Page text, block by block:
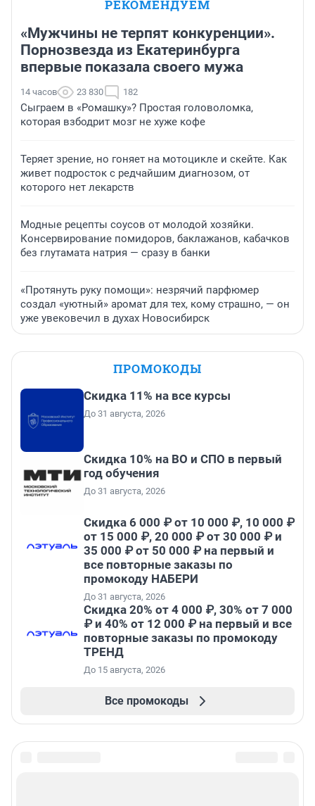
РЕКОМЕНДУЕМ
«Мужчины не терпят конкуренции».
Порнозвезда из Екатеринбурга
впервые показала своего мужа
14 часов 23 830 182
Сыграем в «Ромашку»? Простая головоломка,
которая взбодрит мозг не хуже кофе
Теряет зрение, но гоняет на мотоцикле и скейте. Как
живет подросток с редчайшим диагнозом, от
которого нет лекарств
Модные рецепты соусов от молодой хозяйки.
Консервирование помидоров, баклажанов, кабачков
без глутамата натрия — сразу в банки
«Протянуть руку помощи»: незрячий парфюмер
создал «уютный» аромат для тех, кому страшно, — он
уже увековечил в духах Новосибирск
ПРОМОКОДЫ
Скидка 11% на все курсы
До 31 августа, 2026
Скидка 10% на ВО и СПО в первый
год обучения
До 31 августа, 2026
Скидка 6 000 ₽ от 10 000 ₽, 10 000 ₽
от 15 000 ₽, 20 000 ₽ от 30 000 ₽ и
35 000 ₽ от 50 000 ₽ на первый и
все повторные заказы по
промокоду НАБЕРИ
До 31 августа, 2026
Скидка 20% от 4 000 ₽, 30% от 7 000
₽ и 40% от 12 000 ₽ на первый и все
повторные заказы по промокоду
ТРЕНД
До 15 августа, 2026
Все промокоды